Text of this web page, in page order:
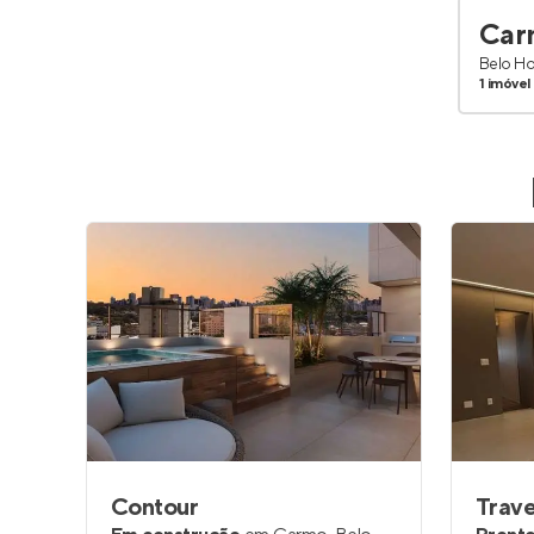
Belo
1
Contour